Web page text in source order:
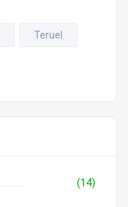
Teruel
(14)